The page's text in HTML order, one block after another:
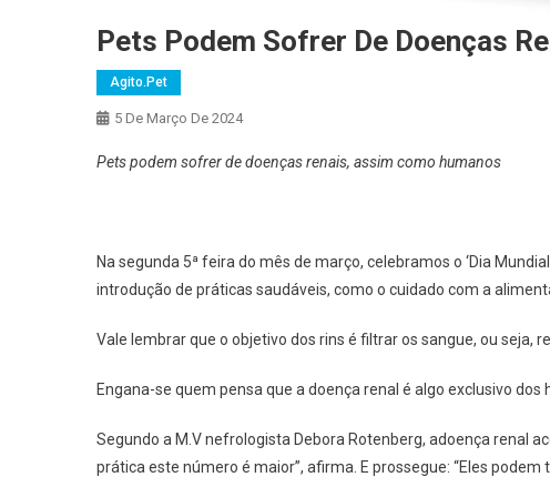
Pets Podem Sofrer De Doenças
Agito.pet
5 De Março De 2024
Pets podem sofrer de doenças renais, assim como humanos
Na segunda 5ª feira do mês de março, celebramos o ‘Dia
introdução de práticas saudáveis, como o cuidado com a
Vale lembrar que o objetivo dos rins é filtrar os sangue, ou seja,
Engana-se quem pensa que a doença renal é algo exclusivo
Segundo a M.V nefrologista Debora Rotenberg, adoença renal
prática este número é maior”, afirma. E prossegue: “Eles